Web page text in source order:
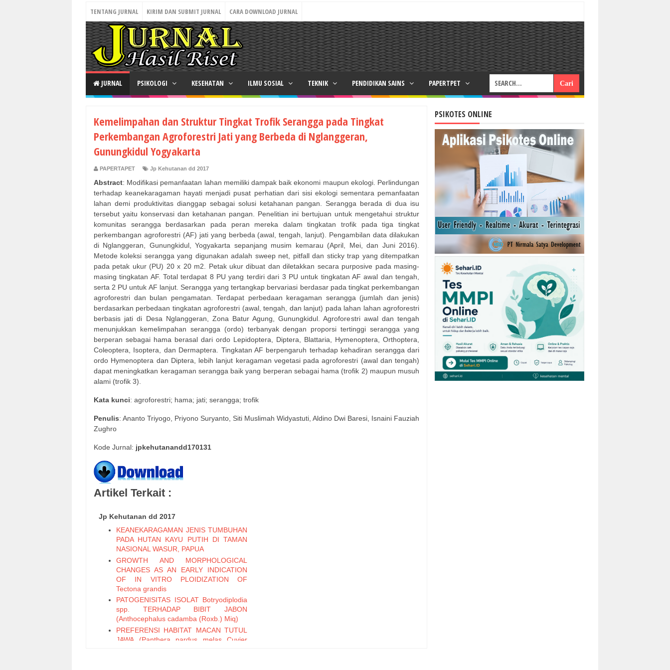
TENTANG JURNAL KIRIM DAN SUBMIT JURNAL CARA DOWNLOAD JURNAL
JURNAL PSIKOLOGI KESEHATAN ILMU SOSIAL TEKNIK PENDIDIKAN SAINS PAPERTPET
Kemelimpahan dan Struktur Tingkat Trofik Serangga pada Tingkat
Perkembangan Agroforestri Jati yang Berbeda di Nglanggeran,
Gunungkidul Yogyakarta
PAPERTAPET Jp Kehutanan dd 2017
Abstract: Modifikasi pemanfaatan lahan memiliki dampak baik ekonomi maupun ekologi. Perlindungan
terhadap keanekaragaman hayati menjadi pusat perhatian dari sisi ekologi sementara pemanfaatan
lahan demi produktivitas dianggap sebagai solusi ketahanan pangan. Serangga berada di dua isu
tersebut yaitu konservasi dan ketahanan pangan. Penelitian ini bertujuan untuk mengetahui struktur
komunitas serangga berdasarkan pada peran mereka dalam tingkatan trofik pada tiga tingkat
perkembangan agroforestri (AF) jati yang berbeda (awal, tengah, lanjut). Pengambilan data dilakukan
di Nglanggeran, Gunungkidul, Yogyakarta sepanjang musim kemarau (April, Mei, dan Juni 2016).
Metode koleksi serangga yang digunakan adalah sweep net, pitfall dan sticky trap yang ditempatkan
pada petak ukur (PU) 20 x 20 m2. Petak ukur dibuat dan diletakkan secara purposive pada masing-
masing tingkatan AF. Total terdapat 8 PU yang terdiri dari 3 PU untuk tingkatan AF awal dan tengah,
serta 2 PU untuk AF lanjut. Serangga yang tertangkap bervariasi berdasar pada tingkat perkembangan
agroforestri dan bulan pengamatan. Terdapat perbedaan keragaman serangga (jumlah dan jenis)
berdasarkan perbedaan tingkatan agroforestri (awal, tengah, dan lanjut) pada lahan lahan agroforestri
berbasis jati di Desa Nglanggeran, Zona Batur Agung, Gunungkidul. Agroforestri awal dan tengah
menunjukkan kemelimpahan serangga (ordo) terbanyak dengan proporsi tertinggi serangga yang
berperan sebagai hama berasal dari ordo Lepidoptera, Diptera, Blattaria, Hymenoptera, Orthoptera,
Coleoptera, Isoptera, dan Dermaptera. Tingkatan AF berpengaruh terhadap kehadiran serangga dari
ordo Hymenoptera dan Diptera, lebih lanjut keragaman vegetasi pada agroforestri (awal dan tengah)
dapat meningkatkan keragaman serangga baik yang berperan sebagai hama (trofik 2) maupun musuh
alami (trofik 3).
Kata kunci: agroforestri; hama; jati; serangga; trofik
Penulis: Ananto Triyogo, Priyono Suryanto, Siti Muslimah Widyastuti, Aldino Dwi Baresi, Isnaini Fauziah
Zughro
Kode Jurnal: jpkehutanandd170131
Artikel Terkait :
Jp Kehutanan dd 2017
KEANEKARAGAMAN JENIS TUMBUHAN
PADA HUTAN KAYU PUTIH DI TAMAN
NASIONAL WASUR, PAPUA
GROWTH AND MORPHOLOGICAL
CHANGES AS AN EARLY INDICATION
OF IN VITRO PLOIDIZATION OF
Tectona grandis
PATOGENISITAS ISOLAT Botryodiplodia
spp. TERHADAP BIBIT JABON
(Anthocephalus cadamba (Roxb.) Miq)
PREFERENSI HABITAT MACAN TUTUL
JAWA (Panthera pardus melas Cuvier
PSIKOTES ONLINE